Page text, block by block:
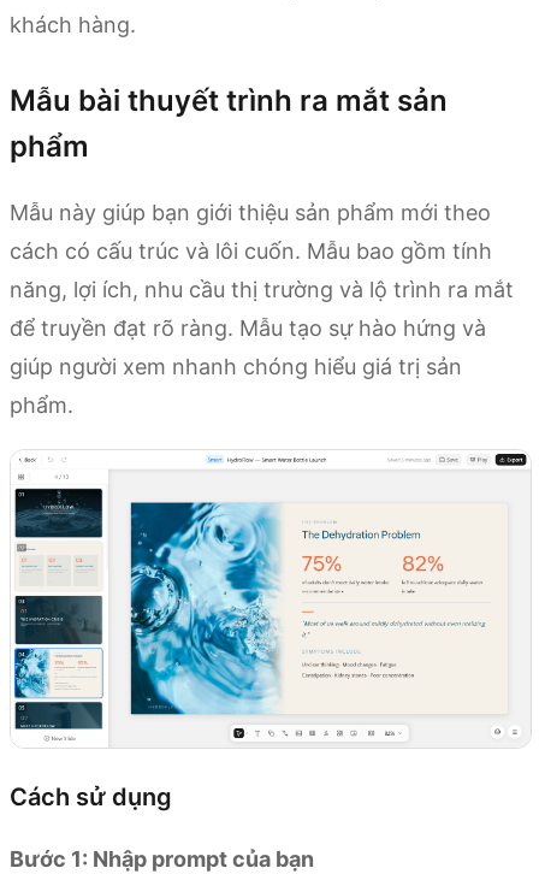
khách hàng.
Mẫu bài thuyết trình ra mắt sản
phẩm
Mẫu này giúp bạn giới thiệu sản phẩm mới theo
cách có cấu trúc và lôi cuốn. Mẫu bao gồm tính
năng, lợi ích, nhu cầu thị trường và lộ trình ra mắt
để truyền đạt rõ ràng. Mẫu tạo sự hào hứng và
giúp người xem nhanh chóng hiểu giá trị sản
phẩm.
Cách sử dụng
Bước 1: Nhập prompt của bạn